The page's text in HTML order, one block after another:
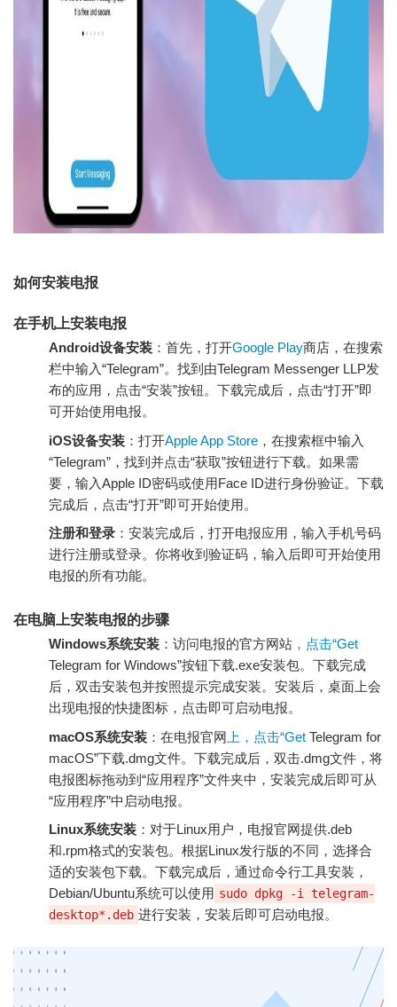
如何安装电报
在手机上安装电报
Android设备安装 ：首先，打开Google Play商店，在搜索
栏中输入“Telegram”。找到由Telegram Messenger LLP发
布的应用，点击“安装”按钮。下载完成后，点击“打开”即
可开始使用电报。
iOS设备安装 ：打开Apple App Store ，在搜索框中输入
“Telegram”，找到并点击“获取”按钮进行下载。如果需
要，输入Apple ID密码或使用Face ID进行身份验证。下载
完成后，点击“打开”即可开始使用。
注册和登录 ：安装完成后，打开电报应用，输入手机号码
进行注册或登录。你将收到验证码，输入后即可开始使用
电报的所有功能。
在电脑上安装电报的步骤
Windows系统安装 ：访问电报的官方网站 ，点击“Get
Telegram for Windows”按钮下载.exe安装包。下载完成
后，双击安装包并按照提示完成安装。安装后，桌面上会
出现电报的快捷图标，点击即可启动电报。
macOS系统安装 ：在电报官网 上，点击“Get Telegram for
macOS”下载.dmg文件。下载完成后，双击.dmg文件，将
电报图标拖动到“应用程序”文件夹中，安装完成后即可从
“应用程序”中启动电报。
Linux系统安装 ：对于Linux用户，电报官网提供.deb
和.rpm格式的安装包。根据Linux发行版的不同，选择合
适的安装包下载。下载完成后，通过命令行工具安装，
Debian/Ubuntu系统可以使用 sudo dpkg -i telegram-
desktop*.deb 进行安装，安装后即可启动电报。